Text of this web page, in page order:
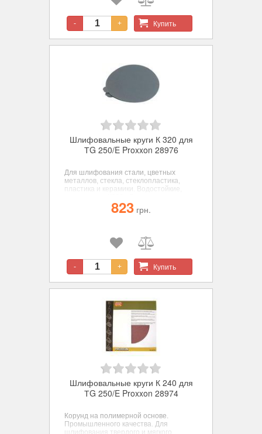
- + Купить
Шлифовальные круги К 320 для
ТG 250/E Proxxon 28976
Для шлифования стали, цветных
металлов, стекла, стеклопластика,
пластика и керамики. Водостойкие,
823 грн.
- + Купить
Шлифовальные круги К 240 для
ТG 250/E Proxxon 28974
Корунд на полимерной основе.
Промышленного качества. Для
шлифования твердого и мягкого